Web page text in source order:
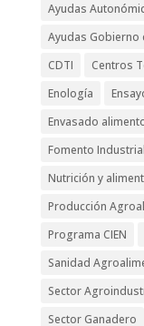
Ayudas
Ayudas Gobierno
CDTI
Centros
Enología
Envasado
Fomento Industrial
Nutrición y
Producción
Programa CIEN
Sanidad
Sector
Sector Ganadero